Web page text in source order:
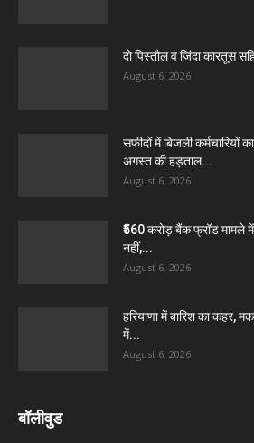
दो पिस्तौल व जिंदा कारतूस
August 6, 2026
सफीदों में बिजली कर्मचारियों
अगस्त की हड़ताल...
August 6, 2026
₹560 करोड़ बैंक फ्रॉड मामले
नहीं,...
August 6, 2026
हरियाणा में बारिश का कहर,
में...
August 6, 2026
बॉलीवुड